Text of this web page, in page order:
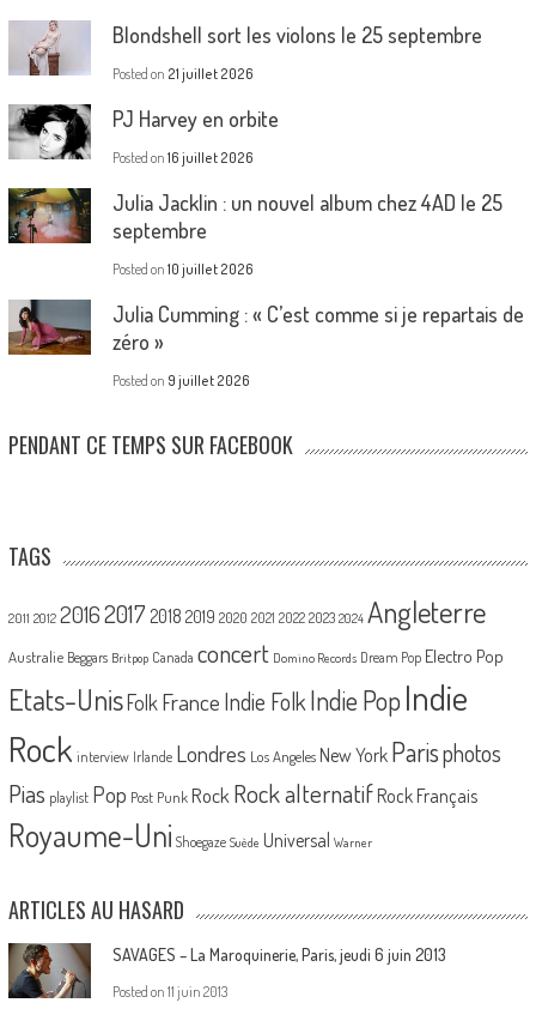
Blondshell sort les violons le 25 septembre
Posted on 21 juillet 2026
PJ Harvey en orbite
Posted on 16 juillet 2026
Julia Jacklin : un nouvel album chez 4AD le 25
septembre
Posted on 10 juillet 2026
Julia Cumming : « C’est comme si je repartais de
zéro »
Posted on 9 juillet 2026
PENDANT CE TEMPS SUR FACEBOOK
TAGS
2011 2012 20162017 2018 2019 2020 2021 2022 2023 2024 Angleterre
Australie Beggars Britpop Canada concert Domino Records Dream Pop Electro Pop
Etats-UnisFolk France Indie Folk Indie PopIndie
Rock interview Irlande Londres Los Angeles New York Parisphotos
Pias playlist Pop Post Punk Rock Rock alternatif Rock Français
Royaume-Uni Shoegaze Suède Universal Warner
ARTICLES AU HASARD
SAVAGES – La Maroquinerie, Paris, jeudi 6 juin 2013
Posted on 11 juin 2013